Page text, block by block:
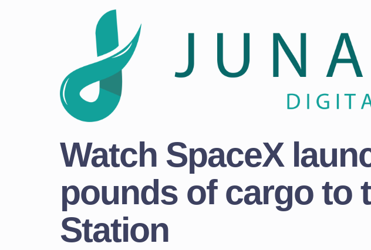
Watch SpaceX
pounds of cargo to
Station